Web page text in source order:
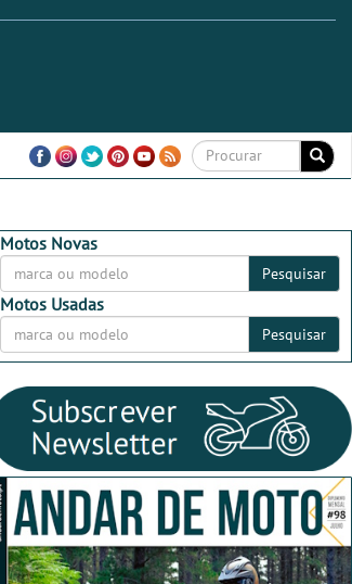
Motos Novas
Pesquisar
Motos Usadas
Pesquisar